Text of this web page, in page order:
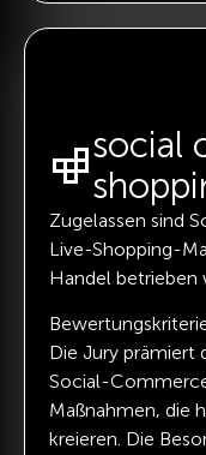
social
Zugelassen sind
Live-Shopping-
Handel betrieben
Die Jury prämiert
Social-
Maßnahmen, die
kreieren. Die